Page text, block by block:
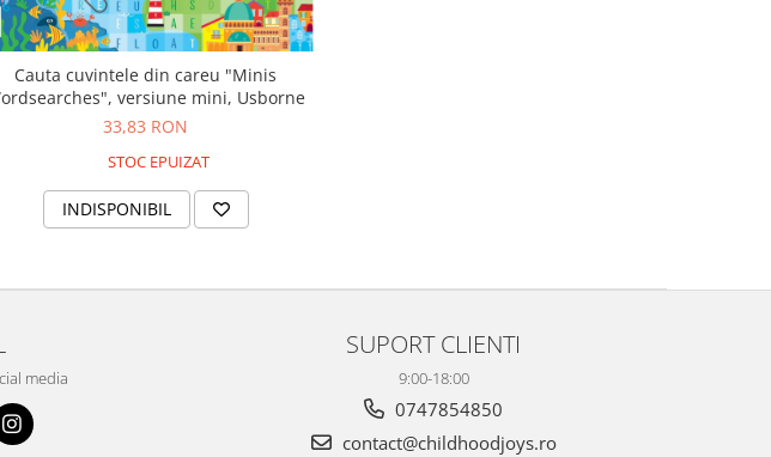
Cauta cuvintele din careu "Minis
versiune mini, Usborne
33,83 RON
STOC EPUIZAT
INDISPONIBIL
media
SUPORT CLIENTI
9:00-18:00
0747854850
contact@childhoodjoys.ro